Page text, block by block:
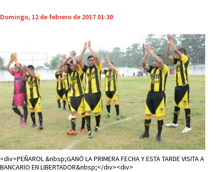
Domingo, 12 de febrero de 2017 01:30
<div>PEÑAROL &nbsp;GANÓ LA PRIMERA FECHA Y ESTA TARDE VISITA A
BANCARIO EN LIBERTADOR&nbsp;</div><div>